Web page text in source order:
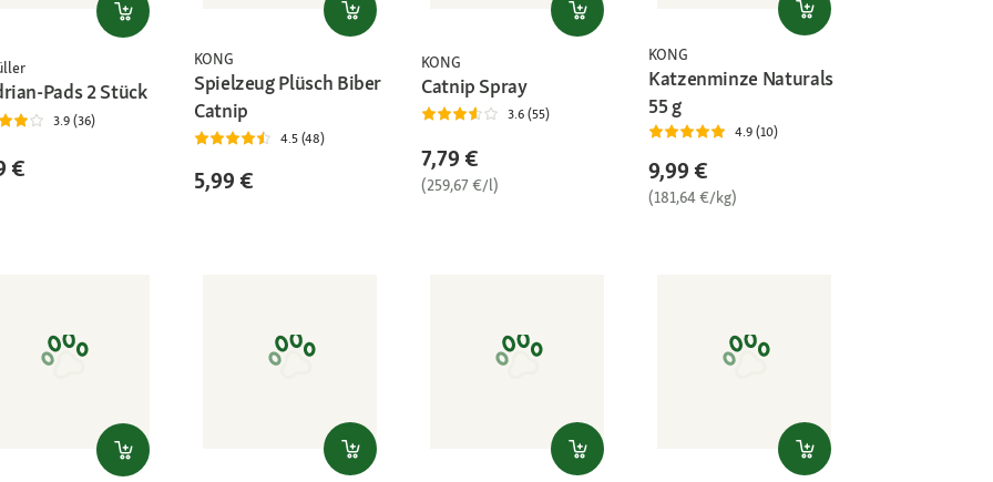
Pads 2 Stück
3.9 (36)
€
KONG
Spielzeug Plüsch Biber
Catnip
4.5 (48)
5,99 €
KONG
Catnip Spray
3.6 (55)
7,79 €
(259,67 €/l)
KONG
Katzenminze Naturals
55 g
4.9 (10)
9,99 €
(181,64 €/kg)